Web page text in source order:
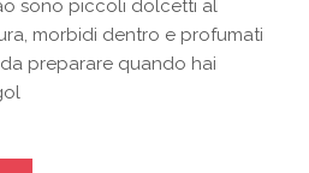
sono piccoli dolcetti al
morbidi dentro e profumati
preparare quando hai